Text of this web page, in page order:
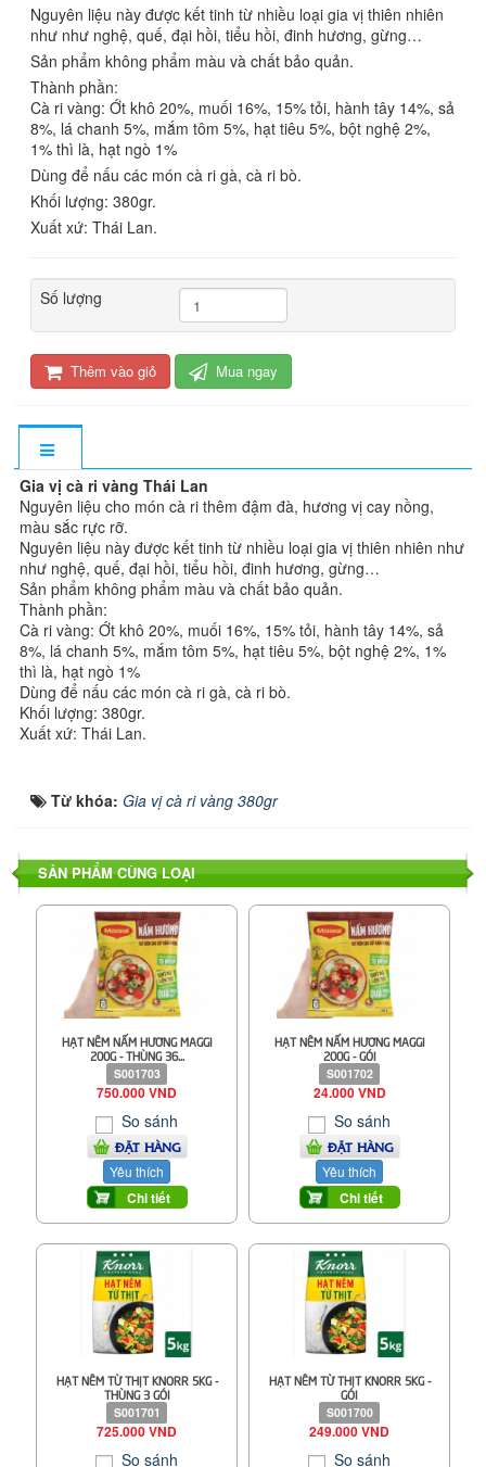
Nguyên liệu này được kết tinh từ nhiều loại gia vị thiên nhiên
như như nghệ, quế, đại hồi, tiểu hồi, đinh hương, gừng…
Sản phẩm không phẩm màu và chất bảo quản.
Thành phần:
Cà ri vàng: Ớt khô 20%, muối 16%, 15% tỏi, hành tây 14%, sả
8%, lá chanh 5%, mắm tôm 5%, hạt tiêu 5%, bột nghệ 2%,
1% thì là, hạt ngò 1%
Dùng để nấu các món cà ri gà, cà ri bò.
Khối lượng: 380gr.
Xuất xứ: Thái Lan.
Số lượng
Thêm vào giỏ Mua ngay
Gia vị cà ri vàng Thái Lan
Nguyên liệu cho món cà ri thêm đậm đà, hương vị cay nồng,
màu sắc rực rỡ.
Nguyên liệu này được kết tinh từ nhiều loại gia vị thiên nhiên như
như nghệ, quế, đại hồi, tiểu hồi, đinh hương, gừng…
Sản phẩm không phẩm màu và chất bảo quản.
Thành phần:
Cà ri vàng: Ớt khô 20%, muối 16%, 15% tỏi, hành tây 14%, sả
8%, lá chanh 5%, mắm tôm 5%, hạt tiêu 5%, bột nghệ 2%, 1%
thì là, hạt ngò 1%
Dùng để nấu các món cà ri gà, cà ri bò.
Khối lượng: 380gr.
Xuất xứ: Thái Lan.
Từ khóa: Gia vị cà ri vàng 380gr
SẢN PHẨM CÙNG LOẠI
HẠT NÊM NẤM HƯƠNG MAGGI
200G - THÙNG 36...
S001703
750.000 VND
So sánh
ĐẶT HÀNG
Yêu thích
Chi tiết
HẠT NÊM NẤM HƯƠNG MAGGI
200G - GÓI
S001702
24.000 VND
So sánh
ĐẶT HÀNG
Yêu thích
Chi tiết
HẠT NÊM TỪ THỊT KNORR 5KG -
THÙNG 3 GÓI
S001701
725.000 VND
So sánh
HẠT NÊM TỪ THỊT KNORR 5KG -
GÓI
S001700
249.000 VND
So sánh